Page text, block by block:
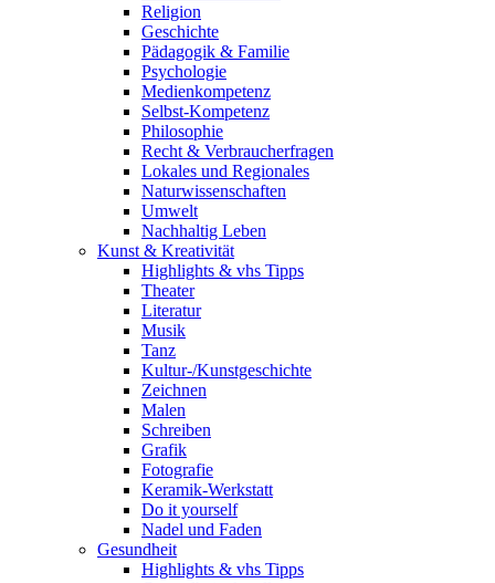
Religion
Geschichte
Pädagogik & Familie
Psychologie
Medienkompetenz
Selbst-Kompetenz
Philosophie
Recht & Verbraucherfragen
Lokales und Regionales
Naturwissenschaften
Umwelt
Nachhaltig Leben
Kunst & Kreativität
Highlights & vhs Tipps
Theater
Literatur
Musik
Tanz
Kultur-/Kunstgeschichte
Zeichnen
Malen
Schreiben
Grafik
Fotografie
Keramik-Werkstatt
Do it yourself
Nadel und Faden
Gesundheit
Highlights & vhs Tipps